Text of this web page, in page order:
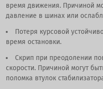
время движения. Причиной
давление в шинах или
Потеря курсовой
время остановки.
Скрип при преодолении
скорости. Причиной могут
поломка втулок